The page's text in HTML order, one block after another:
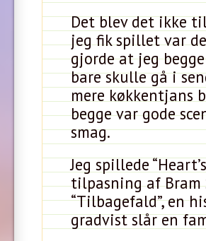
Det blev det ikke
jeg fik spillet var
gjorde at jeg
bare skulle gå i
mere køkkentjans
begge var gode
smag.
Jeg spillede
tilpasning af Bram
“Tilbagefald”, en
gradvist slår en